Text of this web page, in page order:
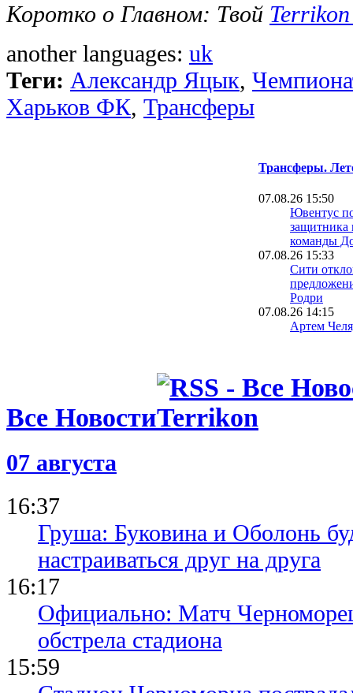
Коротко о Главном: Твой
another languages: uk
Теги: Александр Яцык,
Харьков ФК, Трансферы
Трансферы.
07.08.26 15:50
Ювентус
защитника
команды
07.08.26 15:33
Сити
Родри
07.08.26 14:15
Артем
Габриэлю
Лукаку
Все Новости
07 августа
16:37
Груша: Буковина и Оболонь
настраиваться друг на друга
16:17
Официально: Матч
обстрела стадиона
15:59